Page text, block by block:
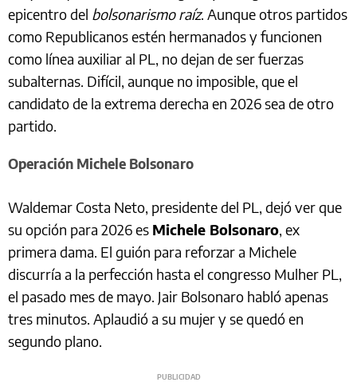
epicentro del bolsonarismo raíz. Aunque otros partidos
como Republicanos estén hermanados y funcionen
como línea auxiliar al PL, no dejan de ser fuerzas
subalternas. Difícil, aunque no imposible, que el
candidato de la extrema derecha en 2026 sea de otro
partido.
Operación Michele Bolsonaro
Waldemar Costa Neto, presidente del PL, dejó ver que
su opción para 2026 es Michele Bolsonaro, ex
primera dama. El guión para reforzar a Michele
discurría a la perfección hasta el congresso Mulher PL,
el pasado mes de mayo. Jair Bolsonaro habló apenas
tres minutos. Aplaudió a su mujer y se quedó en
segundo plano.